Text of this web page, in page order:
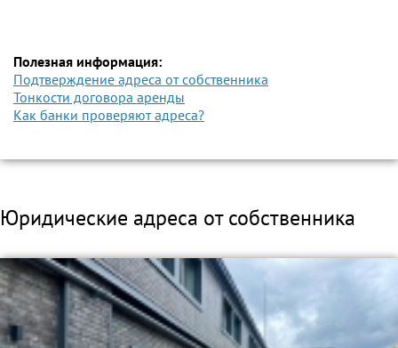
Полезная информация:
Подтверждение адреса от собственника
Тонкости договора аренды
Как банки проверяют адреса?
Юридические адреса от собственника